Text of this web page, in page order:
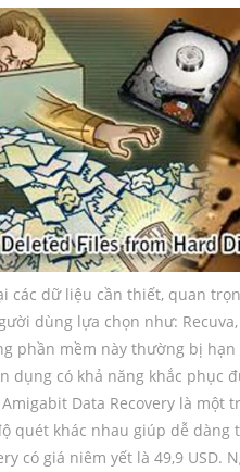
các dữ liệu cần thiết, quan
dùng lựa chọn như:
phần mềm này thường bị
dụng có khả năng khắc phục
Data Recovery là một
quét khác nhau giúp dễ
có giá niêm yết là 49,9